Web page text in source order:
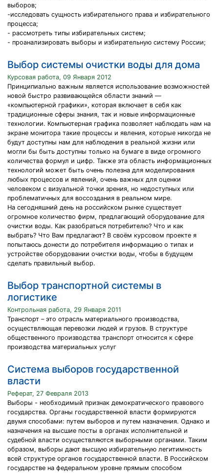
выборов;
-исследовать сущность избирательного права и избирательного
процесса;
- рассмотреть типы избирательных систем;
- проанализировать выборы и избирательную систему России;
Выбор системы очистки воды для дома
Курсовая работа, 09 Января 2012
Принципиально важным является использование возможностей
новой быстро развивающейся области знаний —
«компьютерной графики», которая включает в себя как
традиционные сферы знания, так и новые информационные
технологии. Компьютерная графика позволяет наблюдать нам на
экране монитора такие процессы и явления, которые никогда не
будут доступны нам для наблюдения в реальной жизни или
могли бы быть доступны только на бумаге в виде огромного
количества формул и цифр. Также эта область информационных
технологий может быть очень полезна для моделирования
любых процессов и явлений, очень важных для оценки
человеком с визуальной точки зрения, но недоступных или
проблематичных для воссоздания в реальном мире.
На сегодняшний день на российском рынке существует
огромное количество фирм, предлагающий оборудование для
очистки воды. Как разобраться потребителю? Что и как
выбрать? Что Вам предлагают? В своём курсовом проекте я
попытаюсь донести до потребителя информацию о типах и
устройстве оборудовании очистки воды, чтобы в будущем
сделать правильный выбор.
Выбор транспортной системы в
логистике
Контрольная работа, 29 Января 2011
Транспорт – это отрасль материального производства,
осуществляющая перевозки людей и грузов. В структуре
общественного производства транспорт относится к сфере
производства материальных услуг
Система выборов государственной
власти
Реферат, 27 Февраля 2013
Выборы - необходимый признак демократического правового
государства. Органы государственной власти формируются
двумя способами: путем выборов и путем назначения. Однако и
назначения на высшие посты в органах исполнительной и
судебной власти осуществляются выборными органами. Таким
образом, выборы дают высшую избирательную легитимность
всей структуре органов государственной власти. В Российском
государстве на федеральном уровне прямым способом